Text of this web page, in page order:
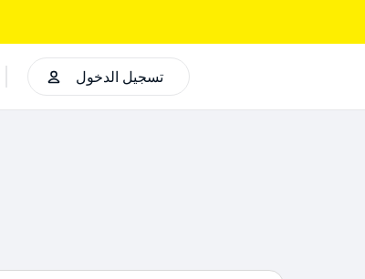
تسجيل الدخول